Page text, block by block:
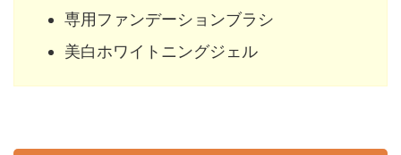
専用ファンデーションブラシ
美白ホワイトニングジェル